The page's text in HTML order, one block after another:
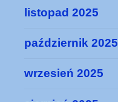
listopad 2025
październik 2025
wrzesień 2025